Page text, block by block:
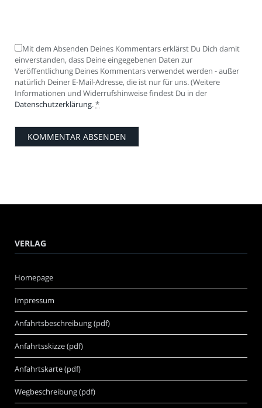
Mit dem Absenden Deines Kommentars erklärst Du Dich damit
einverstanden, dass Deine eingegebenen Daten zur
Veröffentlichung Deines Kommentars verwendet werden - außer
natürlich Deiner E-Mail-Adresse, die ist nur für uns. (Weitere
Informationen und Widerrufshinweise findest Du in der
Datenschutzerklärung.*
VERLAG
Homepage
Impressum
Anfahrtsbeschreibung (pdf)
Anfahrtsskizze (pdf)
Anfahrtskarte (pdf)
Wegbeschreibung (pdf)